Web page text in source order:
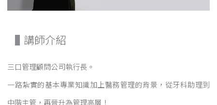
講師介紹
三口管理顧問公司執行長。
一路紮實的基本專業知識加上醫務管理的背景，從牙科助理到